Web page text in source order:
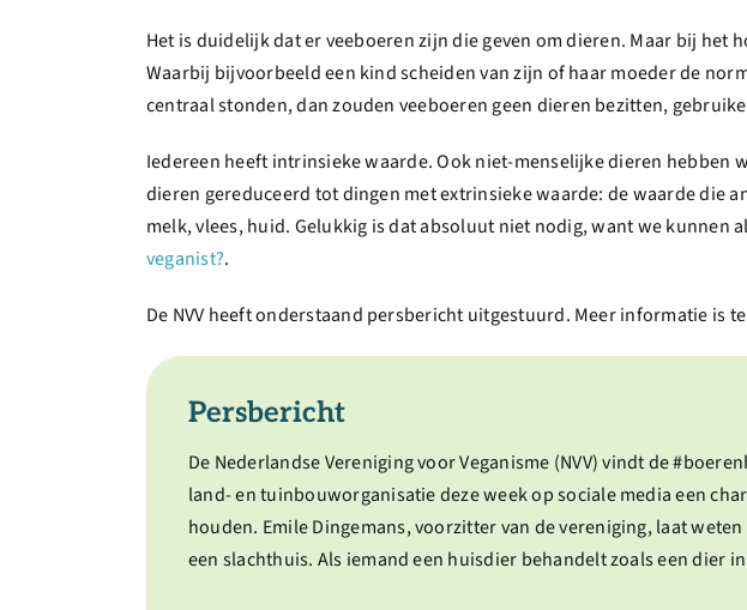
Het is duidelijk dat er veeboeren zijn die geven om dieren. Maar bij
Waarbij bijvoorbeeld een kind scheiden van zijn of haar moeder de
centraal stonden, dan zouden veeboeren geen dieren bezitten,
Iedereen heeft intrinsieke waarde. Ook niet-menselijke dieren hebben
dieren gereduceerd tot dingen met extrinsieke waarde: de waarde die
melk, vlees, huid. Gelukkig is dat absoluut niet nodig, want we kunnen
veganist?.
De NVV heeft onderstaand persbericht uitgestuurd. Meer informatie is
Persbericht
De Nederlandse Vereniging voor Veganisme (NVV) vindt de
land- en tuinbouworganisatie deze week op sociale media een
houden. Emile Dingemans, voorzitter van de vereniging, laat
een slachthuis. Als iemand een huisdier behandelt zoals een dier